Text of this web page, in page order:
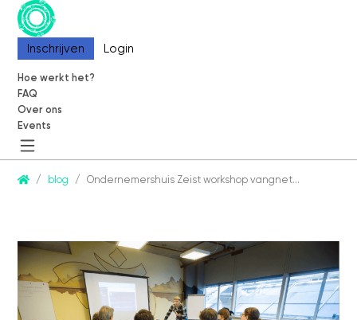
Inschrijven Login
Hoe werkt het?
FAQ
Over ons
Events
CommonEasy
Partners
Blog
Events
Informatie
Inschrijven Login
Hoe werkt het?
FAQ
Over ons
Events
blog Ondernemershuis Zeist workshop vangnet…